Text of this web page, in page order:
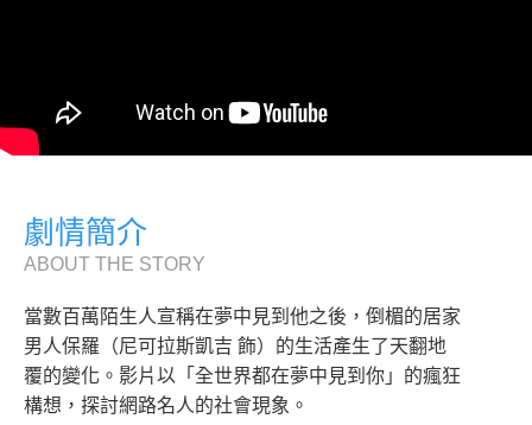
劇情簡介
ABOUT THE STORY
當數百萬陌生人宣稱在夢中見到他之後，倒楣的居家
男人保羅（尼可拉斯凱吉 飾）的生活產生了天翻地
覆的變化。影片以「全世界都在夢中見到你」的瘋狂
構想，探討網路名人的社會現象。